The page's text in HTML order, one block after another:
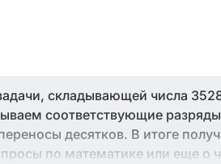
складывающей числа
соответствующие
десятков. В итоге
по математике или еще о